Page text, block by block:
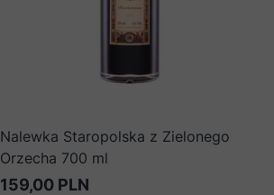
Nalewka Staropolska z Zielonego
Orzecha 700 ml
159,00 PLN